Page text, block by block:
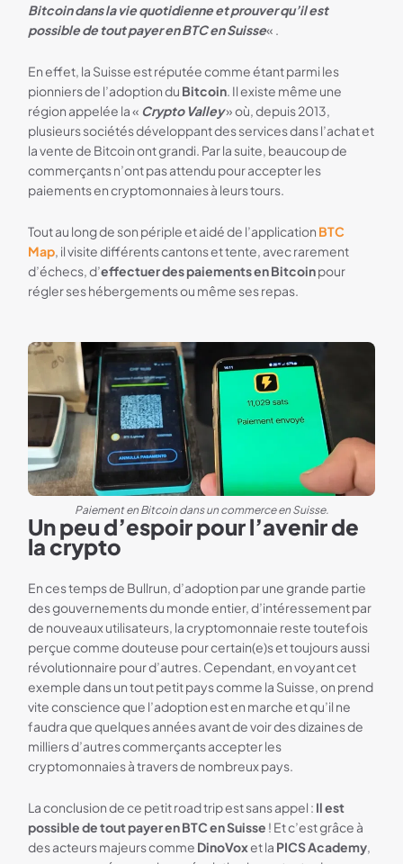
Bitcoin dans la vie quotidienne et prouver qu’il est
possible de tout payer en BTC en Suisse« .
En effet, la Suisse est réputée comme étant parmi les
pionniers de l’adoption du Bitcoin . Il existe même une
région appelée la « Crypto Valley» où, depuis 2013,
plusieurs sociétés développant des services dans l’achat et
la vente de Bitcoin ont grandi. Par la suite, beaucoup de
commerçants n’ont pas attendu pour accepter les
paiements en cryptomonnaies à leurs tours.
Tout au long de son périple et aidé de l’application BTC
Map , il visite différents cantons et tente, avec rarement
d’échecs, d’effectuer des paiements en Bitcoinpour
régler ses hébergements ou même ses repas.
Paiement en Bitcoin dans un commerce en Suisse.
Un peu d’espoir pour l’avenir de
la crypto
En ces temps de Bullrun, d’adoption par une grande partie
des gouvernements du monde entier, d’intéressement par
de nouveaux utilisateurs, la cryptomonnaie reste toutefois
perçue comme douteuse pour certain(e)s et toujours aussi
révolutionnaire pour d’autres. Cependant, en voyant cet
exemple dans un tout petit pays comme la Suisse, on prend
vite conscience que l’adoption est en marche et qu’il ne
faudra que quelques années avant de voir des dizaines de
milliers d’autres commerçants accepter les
cryptomonnaies à travers de nombreux pays.
La conclusion de ce petit road trip est sans appel : Il est
possible de tout payer en BTC en Suisse ! Et c’est grâce à
des acteurs majeurs comme DinoVoxet la PICS Academy,